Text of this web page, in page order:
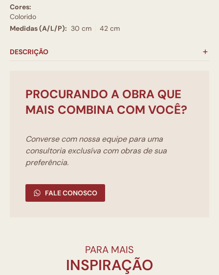
Cores:
Colorido
Medidas (A/L/P): 30 cm 42 cm
DESCRIÇÃO
PROCURANDO A OBRA QUE
MAIS COMBINA COM VOCÊ?
Converse com nossa equipe para uma
consultoria exclusíva com obras de sua
preferência.
FALE CONOSCO
PARA MAIS
INSPIRAÇÃO